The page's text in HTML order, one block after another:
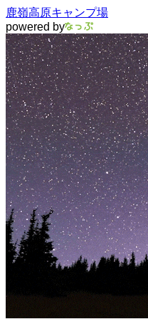
鹿嶺高原キャンプ場
powered by